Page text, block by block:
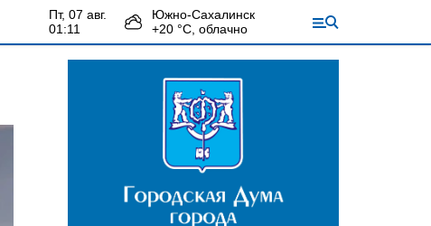
пт, 07 авг.
01:11
Южно-Сахалинск
+20 °С, облачно